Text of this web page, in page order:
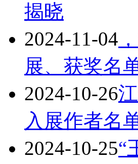
揭晓
2024-11-04
展、获奖名
2024-10-26
入展作者名
2024-10-25“